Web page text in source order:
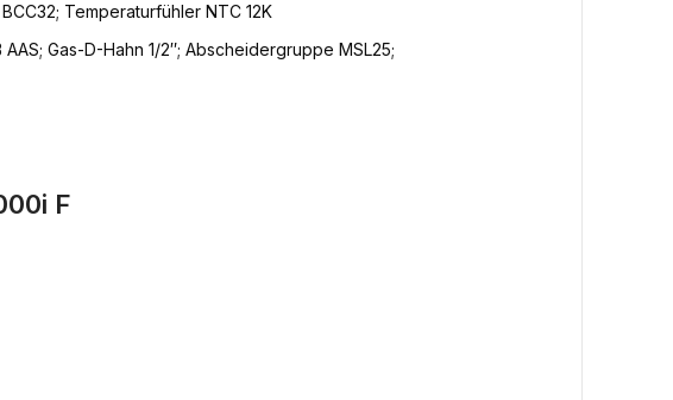
Temperaturfühler NTC 12K
Gas-D-Hahn 1/2″; Abscheidergruppe MSL25;
F